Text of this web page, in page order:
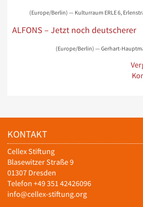
(Europe/Berlin) — Kulturraum ERLE 6,
ALFONS – Jetzt noch deutscherer
(Europe/Berlin) — Gerhart-
KONTAKT
Cellex Stiftung
Blasewitzer Straße 9
01307 Dresden
Telefon +49 351 42426096
info@cellex-stiftung.org